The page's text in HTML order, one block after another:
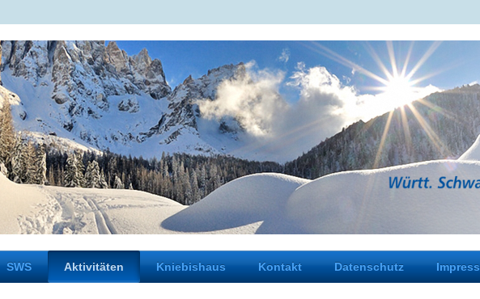
SWS Aktivitäten Kniebishaus Kontakt Datenschutz